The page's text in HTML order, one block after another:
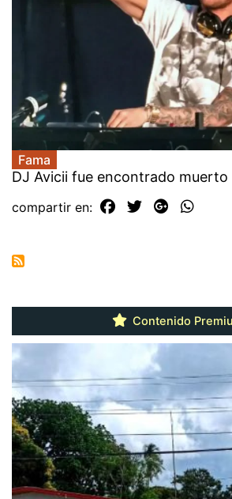
Fama
DJ Avicii fue encontrado muerto
compartir en:
Contenido